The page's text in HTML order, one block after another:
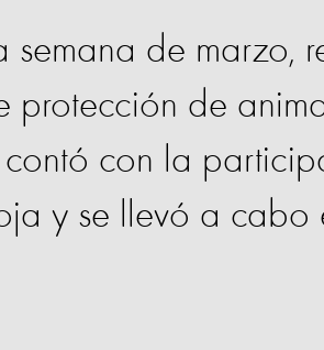
semana de marzo,
protección de
con la
y se llevó a cabo